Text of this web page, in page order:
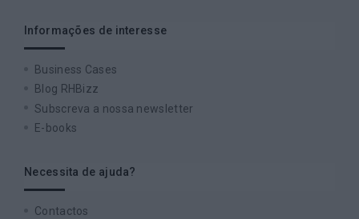
Informações de interesse
Business Cases
Blog RHBizz
Subscreva a nossa newsletter
E-books
Necessita de ajuda?
Contactos